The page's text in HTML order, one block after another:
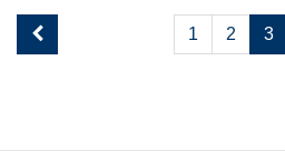
Seite
Seiten
blättern
1 2 3